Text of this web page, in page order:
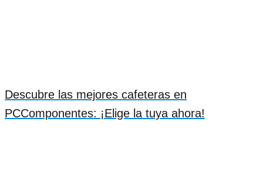
Descubre las mejores cafeteras en
PCComponentes: ¡Elige la tuya ahora!